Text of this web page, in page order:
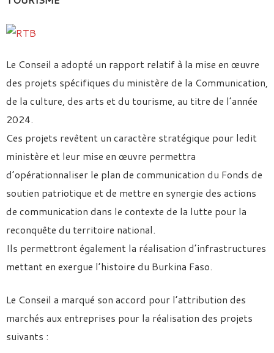
Le Conseil a adopté un rapport relatif à la mise en œuvre
des projets spécifiques du ministère de la Communication,
de la culture, des arts et du tourisme, au titre de l’année
2024.
Ces projets revêtent un caractère stratégique pour ledit
ministère et leur mise en œuvre permettra
d’opérationnaliser le plan de communication du Fonds de
soutien patriotique et de mettre en synergie des actions
de communication dans le contexte de la lutte pour la
reconquête du territoire national.
Ils permettront également la réalisation d’infrastructures
mettant en exergue l’histoire du Burkina Faso.
Le Conseil a marqué son accord pour l’attribution des
marchés aux entreprises pour la réalisation des projets
suivants :